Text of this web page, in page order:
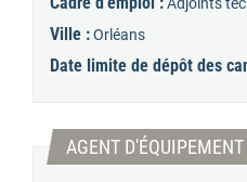
Ville :Orléans
Date limite de dépôt des
AGENT